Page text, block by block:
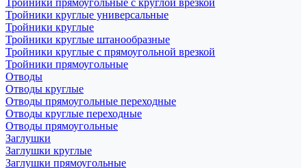
Тройники прямоугольные с круглой врезкой
Тройники круглые универсальные
Тройники круглые
Тройники круглые штанообразные
Тройники круглые с прямоугольной врезкой
Тройники прямоугольные
Отводы
Отводы круглые
Отводы прямоугольные переходные
Отводы круглые переходные
Отводы прямоугольные
Заглушки
Заглушки круглые
Заглушки прямоугольные